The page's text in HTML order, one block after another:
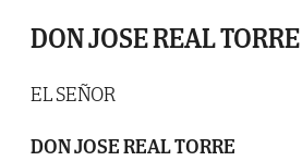
DON JOSE REAL TORRE
EL SEÑOR
DON JOSE REAL TORRE